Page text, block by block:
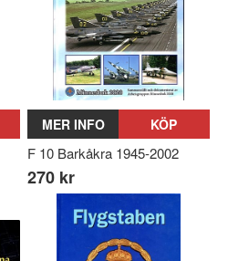
MER INFO KÖP
F 10 Barkåkra 1945-2002
270 kr